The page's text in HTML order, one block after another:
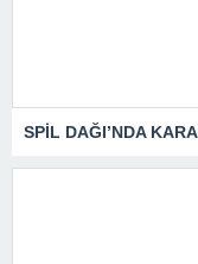
SPİL DAĞI’NDA